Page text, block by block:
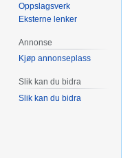
Oppslagsverk
Eksterne lenker
Annonse
Kjøp annonseplass
Slik kan du bidra
Slik kan du bidra